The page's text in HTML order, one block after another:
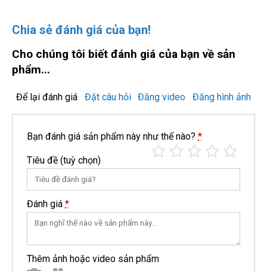
Chia sẻ đánh giá của bạn!
Cho chúng tôi biết đánh giá của bạn về sản
phẩm...
Để lại đánh giá Đặt câu hỏi Đăng video Đăng hình ảnh
Bạn đánh giá sản phẩm này như thế nào? *
Tiêu đề (tuỳ chọn)
Đánh giá *
Thêm ảnh hoặc video sản phẩm